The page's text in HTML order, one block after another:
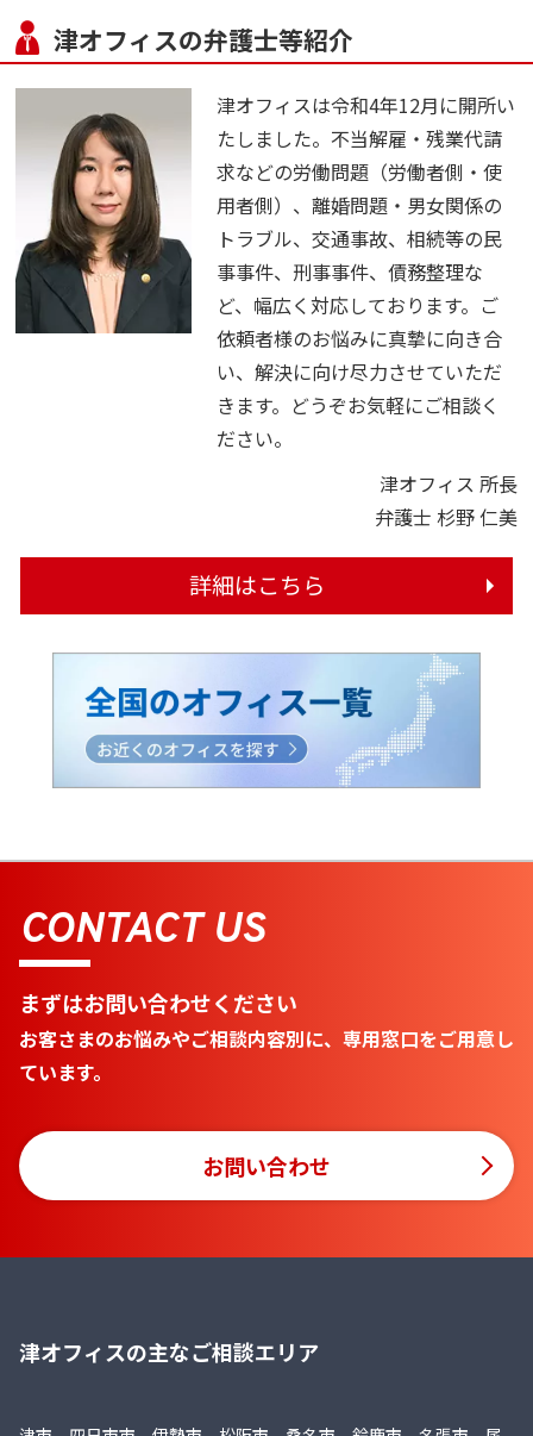
津オフィスの弁護士等紹介
津オフィスは令和4年12月に開所い
たしました。不当解雇・残業代請
求などの労働問題（労働者側・使
用者側）、離婚問題・男女関係の
トラブル、交通事故、相続等の民
事事件、刑事事件、債務整理な
ど、幅広く対応しております。ご
依頼者様のお悩みに真摯に向き合
い、解決に向け尽力させていただ
きます。どうぞお気軽にご相談く
ださい。
津オフィス 所長
弁護士 杉野 仁美
詳細はこちら
CONTACT US
まずはお問い合わせください
お客さまのお悩みやご相談内容別に、専用窓口をご用意し
ています。
お問い合わせ
津オフィスの主なご相談エリア